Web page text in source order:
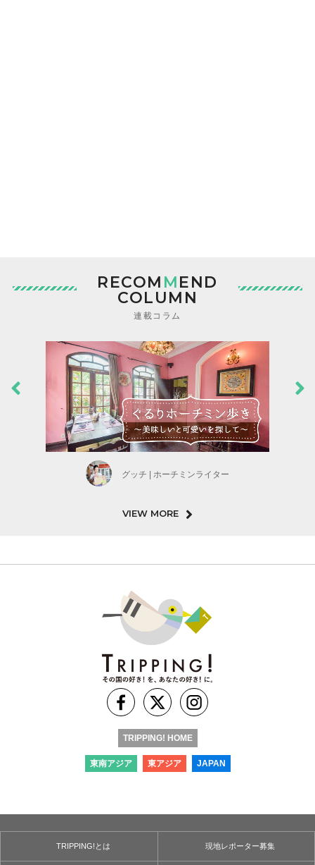
RECOM MEND
COLUMN
連載コラム
グッチ | ホーチミンライター
VIEW MORE
TRIPPING! HOME
東南アジア 東アジア JAPAN
TRIPPING!とは 現地レポーター募集